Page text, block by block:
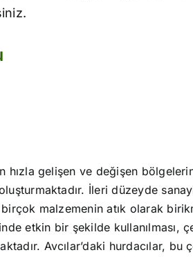
hızla gelişen ve değişen
İleri düzeyde
malzemenin atık olarak
etkin bir şekilde kullanılması,
Avcılar’daki hurdacılar,